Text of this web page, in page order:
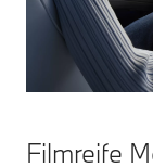
Filmreife